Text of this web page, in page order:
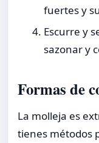
fuertes y
Escurre y
sazonar y
Formas de
La molleja es
tienes métodos